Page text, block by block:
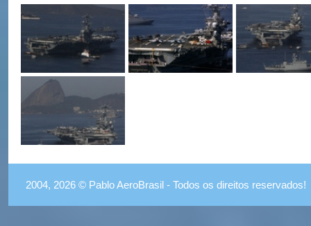
2004, 2026 © Pablo AeroBrasil - Todos os direitos reservados!